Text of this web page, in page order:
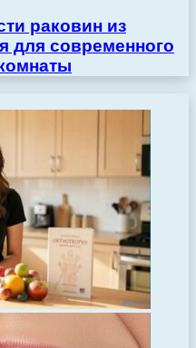
раковин из
для современного